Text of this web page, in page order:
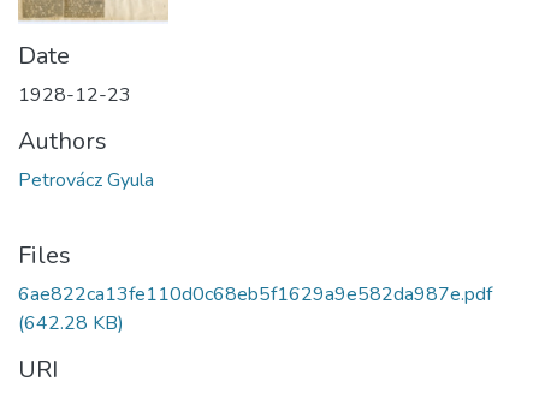
Date
1928-12-23
Authors
Petrovácz Gyula
Files
6ae822ca13fe110d0c68eb5f1629a9e582da987e.pdf
(642.28 KB)
URI